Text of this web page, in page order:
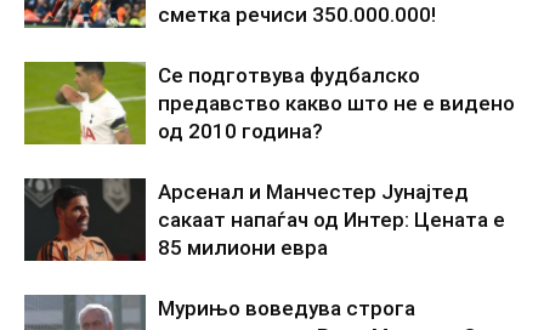
сметка речиси 350.000.000!
Се подготвува фудбалско
предавство какво што не е видено
од 2010 година?
Арсенал и Манчестер Јунајтед
сакаат напаѓач од Интер: Цената е
85 милиони евра
Мурињо воведува строга